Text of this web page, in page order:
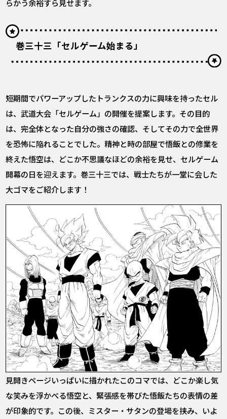
らかう余裕すら見せます。
巻三十三「セルゲーム始まる」
短期間でパワーアップしたトランクスの力に興味を持ったセル
は、武道大会「セルゲーム」の開催を提案します。その目的
は、完全体となった自分の強さの確認、そしてその力で全世界
を恐怖に陥れることでした。精神と時の部屋で悟飯との修業を
終えた悟空は、どこか不思議なほどの余裕を見せ、セルゲーム
開幕の日を迎えます。巻三十三では、戦士たちが一堂に会した
大ゴマをご紹介します！
見開きページいっぱいに描かれたこのコマでは、どこか楽し気
な笑みを浮かべる悟空と、緊張感を帯びた悟飯たちの表情の差
が印象的です。この後、ミスター・サタンの登場を挟み、いよ